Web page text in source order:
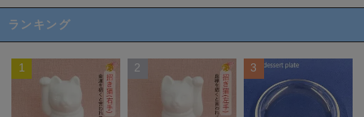
ランキング
1 2 3